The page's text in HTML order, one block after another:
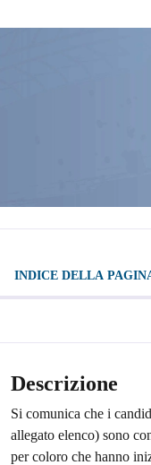
INDICE DELLA
Descrizione
Si comunica che i
allegato elenco) sono
per coloro che hanno